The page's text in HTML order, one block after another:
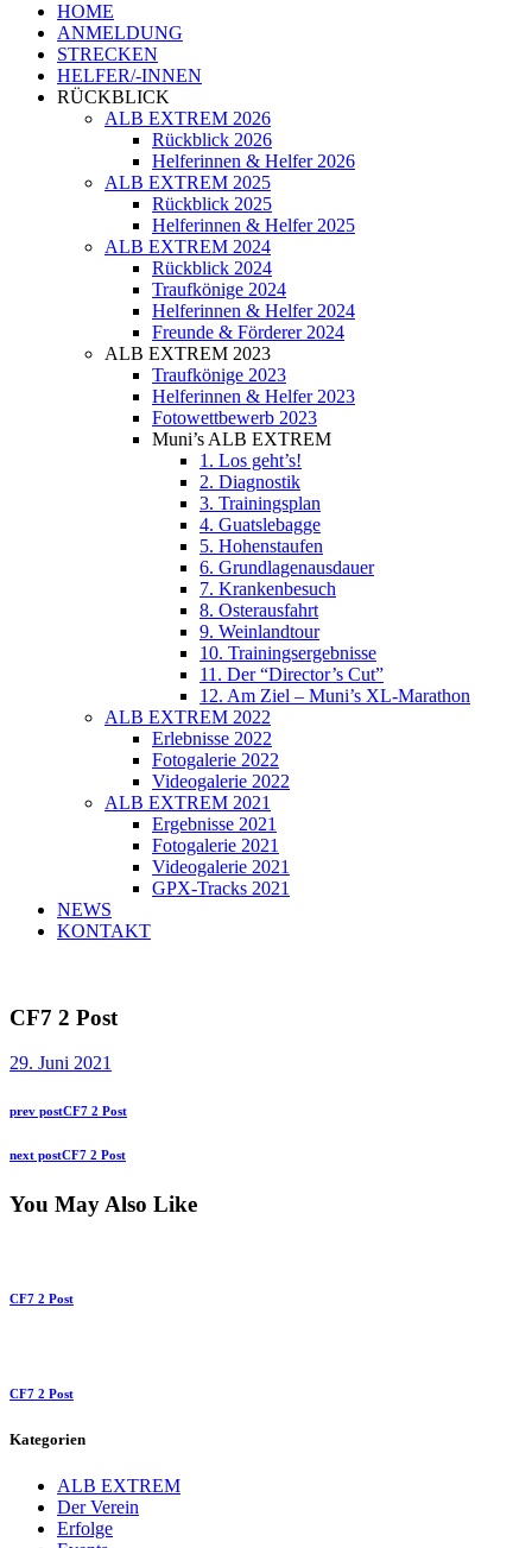
HOME
ANMELDUNG
STRECKEN
HELFER/-INNEN
RÜCKBLICK
ALB EXTREM 2026
Rückblick 2026
Helferinnen & Helfer 2026
ALB EXTREM 2025
Rückblick 2025
Helferinnen & Helfer 2025
ALB EXTREM 2024
Rückblick 2024
Traufkönige 2024
Helferinnen & Helfer 2024
Freunde & Förderer 2024
ALB EXTREM 2023
Traufkönige 2023
Helferinnen & Helfer 2023
Fotowettbewerb 2023
Muni’s ALB EXTREM
1. Los geht’s!
2. Diagnostik
3. Trainingsplan
4. Guatslebagge
5. Hohenstaufen
6. Grundlagenausdauer
7. Krankenbesuch
8. Osterausfahrt
9. Weinlandtour
10. Trainingsergebnisse
11. Der “Director’s Cut”
12. Am Ziel – Muni’s XL-Marathon
ALB EXTREM 2022
Erlebnisse 2022
Fotogalerie 2022
Videogalerie 2022
ALB EXTREM 2021
Ergebnisse 2021
Fotogalerie 2021
Videogalerie 2021
GPX-Tracks 2021
NEWS
KONTAKT
CF7 2 Post
29. Juni 2021
Beitragsnavigation
Previous
prev postCF7 2 Post
Next
next postCF7 2 Post
You May Also Like
CF7 2 Post
CF7 2 Post
Kategorien
ALB EXTREM
Der Verein
Erfolge